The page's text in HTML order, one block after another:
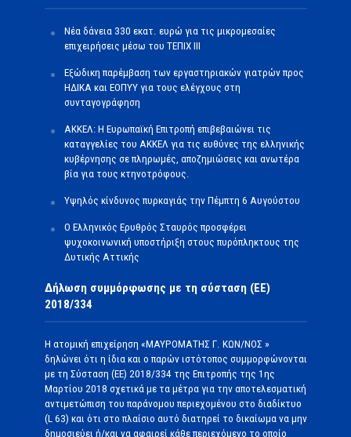
Νέα δάνεια 330 εκατ. ευρώ για τις μικρομεσαίες
επιχειρήσεις μέσω του ΤΕΠΙΧ ΙΙΙ
Εξώδικη παρέμβαση των εργαστηριακών γιατρών προς
ΗΔΙΚΑ και ΕΟΠΥΥ για τους ελέγχους στη
συνταγογράφηση
ΑΚΚΕΛ: Η Ευρωπαϊκή Επιτροπή επιβεβαιώνει τις
καταγγελίες του ΑΚΚΕΛ για τις ευθύνες της ελληνικής
κυβέρνησης σε πληρωμές, αποζημιώσεις και ανωτέρα
βία για τους κτηνοτρόφους.
Υψηλός κίνδυνος πυρκαγιάς την Πέμπτη 6 Αυγούστου
Ο Ελληνικός Ερυθρός Σταυρός προσφέρει
ψυχοκοινωνική υποστήριξη στους πυρόπληκτους της
Δυτικής Αττικής
Δήλωση συμμόρφωσης με τη σύσταση (ΕΕ)
2018/334
Η ατομική επιχείρηση «ΜΑΥΡΟΜΑΤΗΣ Γ. ΚΩΝ/ΝΟΣ »
δηλώνει ότι η ίδια και ο παρών ιστότοπος συμμορφώνονται
με τη Σύσταση (ΕΕ) 2018/334 της Επιτροπής της 1ης
Μαρτίου 2018 σχετικά με τα μέτρα για την αποτελεσματική
αντιμετώπιση του παράνομου περιεχομένου στο διαδίκτυο
(L 63) και ότι στο πλαίσιο αυτό διατηρεί το δικαίωμα να μην
δημοσιεύει ή/και να αφαιρεί κάθε περιεχόμενο το οποίο